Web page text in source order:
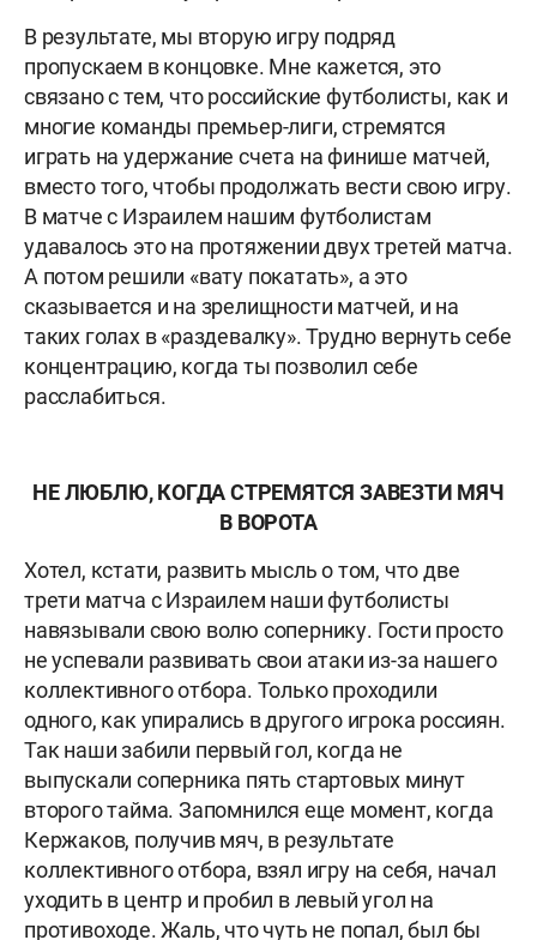
В результате, мы вторую игру подряд
пропускаем в концовке. Мне кажется, это
связано с тем, что российские футболисты, как и
многие команды премьер-лиги, стремятся
играть на удержание счета на финише матчей,
вместо того, чтобы продолжать вести свою игру.
В матче с Израилем нашим футболистам
удавалось это на протяжении двух третей матча.
А потом решили «вату покатать», а это
сказывается и на зрелищности матчей, и на
таких голах в «раздевалку». Трудно вернуть себе
концентрацию, когда ты позволил себе
расслабиться.
НЕ ЛЮБЛЮ, КОГДА СТРЕМЯТСЯ ЗАВЕЗТИ МЯЧ
В ВОРОТА
Хотел, кстати, развить мысль о том, что две
трети матча с Израилем наши футболисты
навязывали свою волю сопернику. Гости просто
не успевали развивать свои атаки из-за нашего
коллективного отбора. Только проходили
одного, как упирались в другого игрока россиян.
Так наши забили первый гол, когда не
выпускали соперника пять стартовых минут
второго тайма. Запомнился еще момент, когда
Кержаков, получив мяч, в результате
коллективного отбора, взял игру на себя, начал
уходить в центр и пробил в левый угол на
противоходе. Жаль, что чуть не попал, был бы